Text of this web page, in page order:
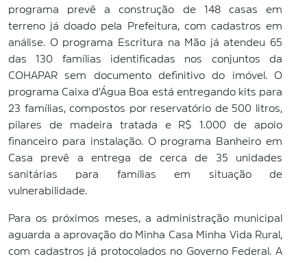
programa prevê a construção de 148 casas em
terreno já doado pela Prefeitura, com cadastros em
análise. O programa Escritura na Mão já atendeu 65
das 130 famílias identificadas nos conjuntos da
COHAPAR sem documento definitivo do imóvel. O
programa Caixa d'Água Boa está entregando kits para
23 famílias, compostos por reservatório de 500 litros,
pilares de madeira tratada e R$ 1.000 de apoio
financeiro para instalação. O programa Banheiro em
Casa prevê a entrega de cerca de 35 unidades
sanitárias para famílias em situação de
vulnerabilidade.
Para os próximos meses, a administração municipal
aguarda a aprovação do Minha Casa Minha Vida Rural,
com cadastros já protocolados no Governo Federal. A